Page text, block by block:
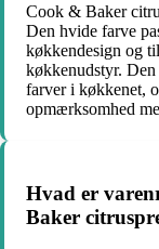
Cook & Baker
Den hvide farve
køkkendesign og
køkkenudstyr.
farver i køkkenet,
opmærksomhed
Hvad er
Baker